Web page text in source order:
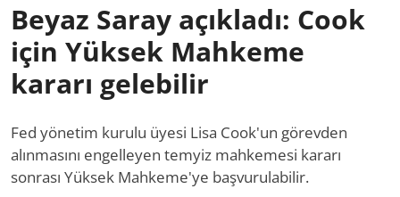
Beyaz Saray açıkladı: Cook
için Yüksek Mahkeme
kararı gelebilir
Fed yönetim kurulu üyesi Lisa Cook'un görevden
alınmasını engelleyen temyiz mahkemesi kararı
sonrası Yüksek Mahkeme'ye başvurulabilir.